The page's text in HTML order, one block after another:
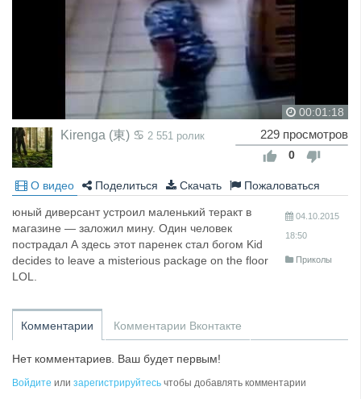
00:01:18
Kirenga (東) ♋ 2 551 ролик 229 просмотров
0
О видео Поделиться Скачать Пожаловаться
юный диверсант устроил маленький теракт в
магазине — заложил мину. Один человек
пострадал А здесь этот паренек стал богом Kid
decides to leave a misterious package on the floor
LOL.
04.10.2015
18:50
Приколы
Комментарии Комментарии Вконтакте
Нет комментариев. Ваш будет первым!
Войдите или зарегистрируйтесь чтобы добавлять комментарии